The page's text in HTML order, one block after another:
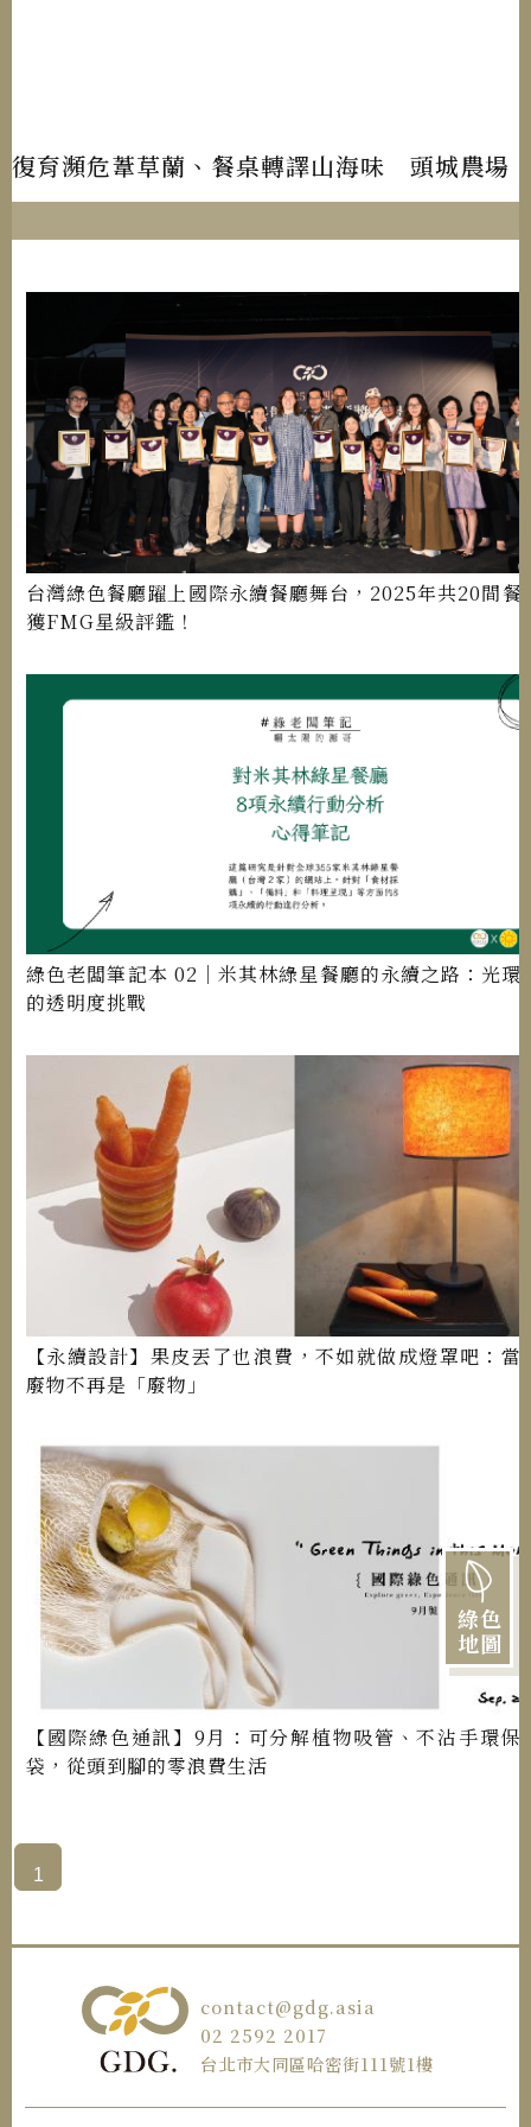
綠色
地圖
復育瀕危葦草蘭、餐桌轉譯山海味 頭城農場
台灣綠色餐廳躍上國際永續餐廳舞台，2025年共20間餐
獲FMG星級評鑑！
綠色老闆筆記本 02｜米其林綠星餐廳的永續之路：光環
的透明度挑戰
【永續設計】果皮丟了也浪費，不如就做成燈罩吧：當
廢物不再是「廢物」
【國際綠色通訊】9月：可分解植物吸管、不沾手環保
袋，從頭到腳的零浪費生活
1
contact@gdg.asia
02 2592 2017
台北市大同區哈密街111號1樓